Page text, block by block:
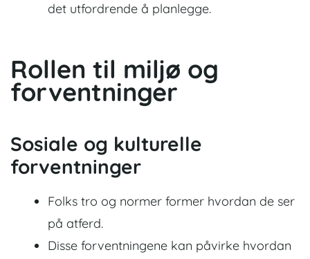
det utfordrende å planlegge.
Rollen til miljø og
forventninger
Sosiale og kulturelle
forventninger
Folks tro og normer former hvordan de ser
på atferd.
Disse forventningene kan påvirke hvordan